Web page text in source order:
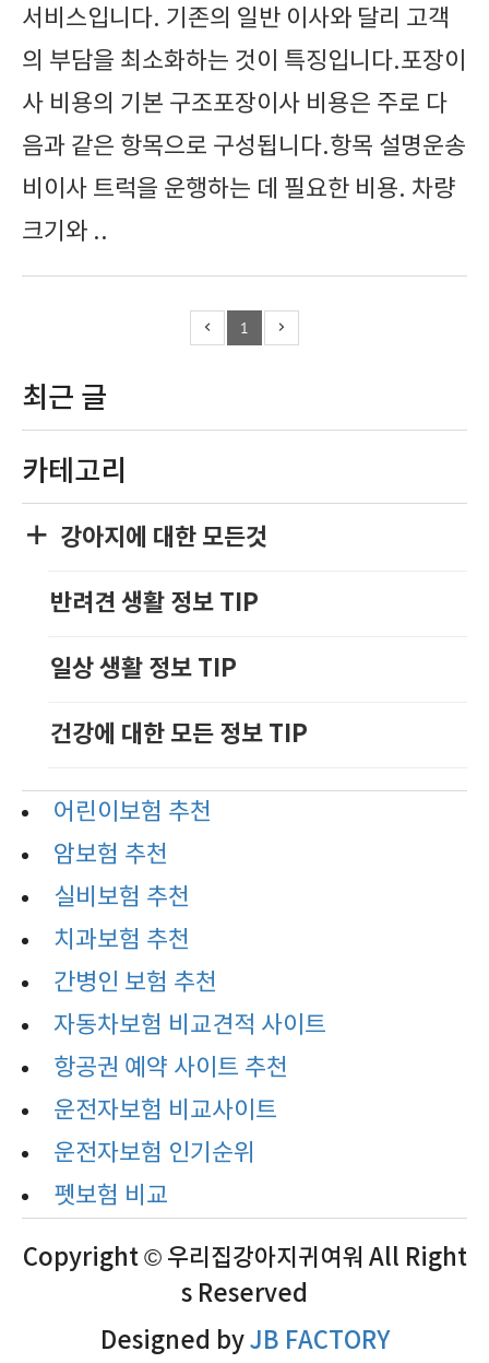
서비스입니다. 기존의 일반 이사와 달리 고객
의 부담을 최소화하는 것이 특징입니다.포장이
사 비용의 기본 구조포장이사 비용은 주로 다
음과 같은 항목으로 구성됩니다.항목 설명운송
비이사 트럭을 운행하는 데 필요한 비용. 차량
크기와 ..
1
최근 글
카테고리
강아지에 대한 모든것
반려견 생활 정보 TIP
일상 생활 정보 TIP
건강에 대한 모든 정보 TIP
어린이보험 추천
암보험 추천
실비보험 추천
치과보험 추천
간병인 보험 추천
자동차보험 비교견적 사이트
항공권 예약 사이트 추천
운전자보험 비교사이트
운전자보험 인기순위
펫보험 비교
Copyright © 우리집강아지귀여워 All Right
s Reserved
Designed byJB FACTORY